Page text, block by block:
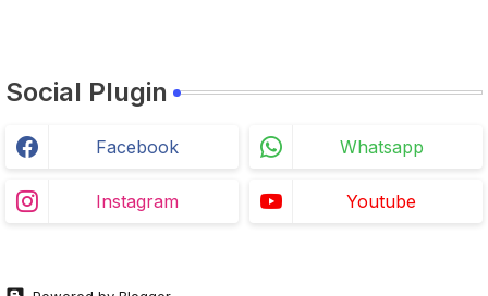
Social Plugin
Facebook Whatsapp
Instagram Youtube